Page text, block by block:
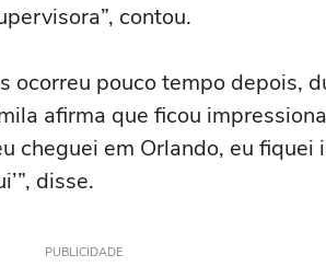
contou.
ocorreu pouco tempo depois,
afirma que ficou
cheguei em Orlando, eu fiquei
disse.
PUBLICIDADE